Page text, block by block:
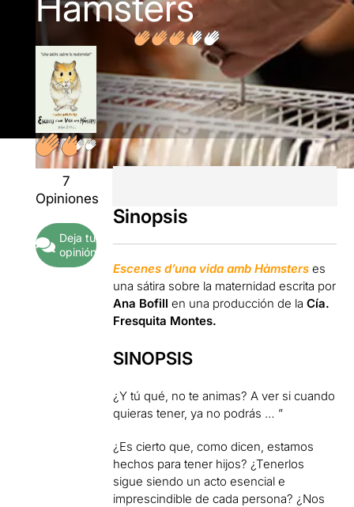
7
Opiniones
Deja tu
opinión
Sinopsis
Escenes d’una vida amb Hàmsters es
una sátira sobre la maternidad escrita por
Ana Bofill en una producción de la Cía.
Fresquita Montes.
SINOPSIS
¿Y tú qué, no te animas? A ver si cuando
quieras tener, ya no podrás … ”
¿Es cierto que, como dicen, estamos
hechos para tener hijos? ¿Tenerlos
sigue siendo un acto esencial e
imprescindible de cada persona? ¿Nos